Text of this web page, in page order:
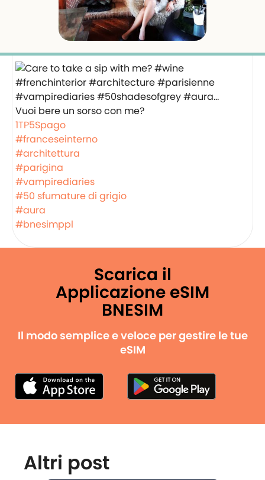
Vuoi bere un sorso con me?
1TP5Spago
#franceseinterno
#architettura
#parigina
#vampirediaries
#50 sfumature di grigio
#aura
#bnesimppl
Scarica il
Applicazione eSIM
BNESIM
Il modo semplice e veloce per gestire le tue
eSIM
Altri post